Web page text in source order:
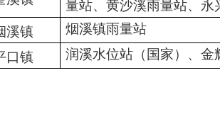
量站、黄沙溪雨量站、永
溪镇
烟溪镇雨量站
口镇 润溪水位站（国家）、